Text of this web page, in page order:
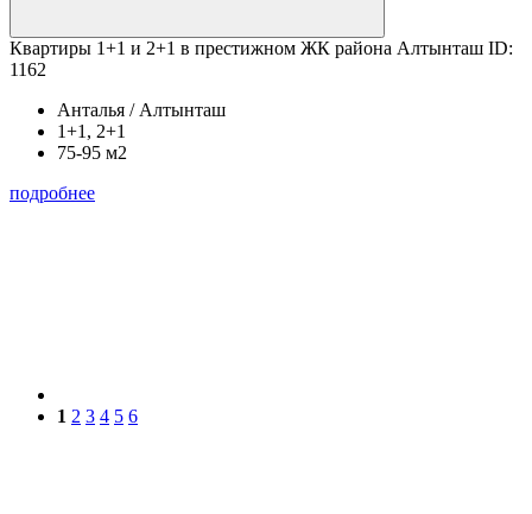
Квартиры 1+1 и 2+1 в престижном ЖК района Алтынташ ID:
1162
Анталья / Алтынташ
1+1, 2+1
75-95 м2
подробнее
1 2 3 4 5 6